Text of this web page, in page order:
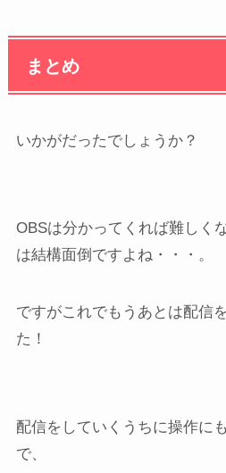
まとめ
いかがだったでしょうか？
OBSは分かってくれば難しく
は結構面倒ですよね・・・。
ですがこれでもうあとは配信
た！
配信をしていくうちに操作に
で、